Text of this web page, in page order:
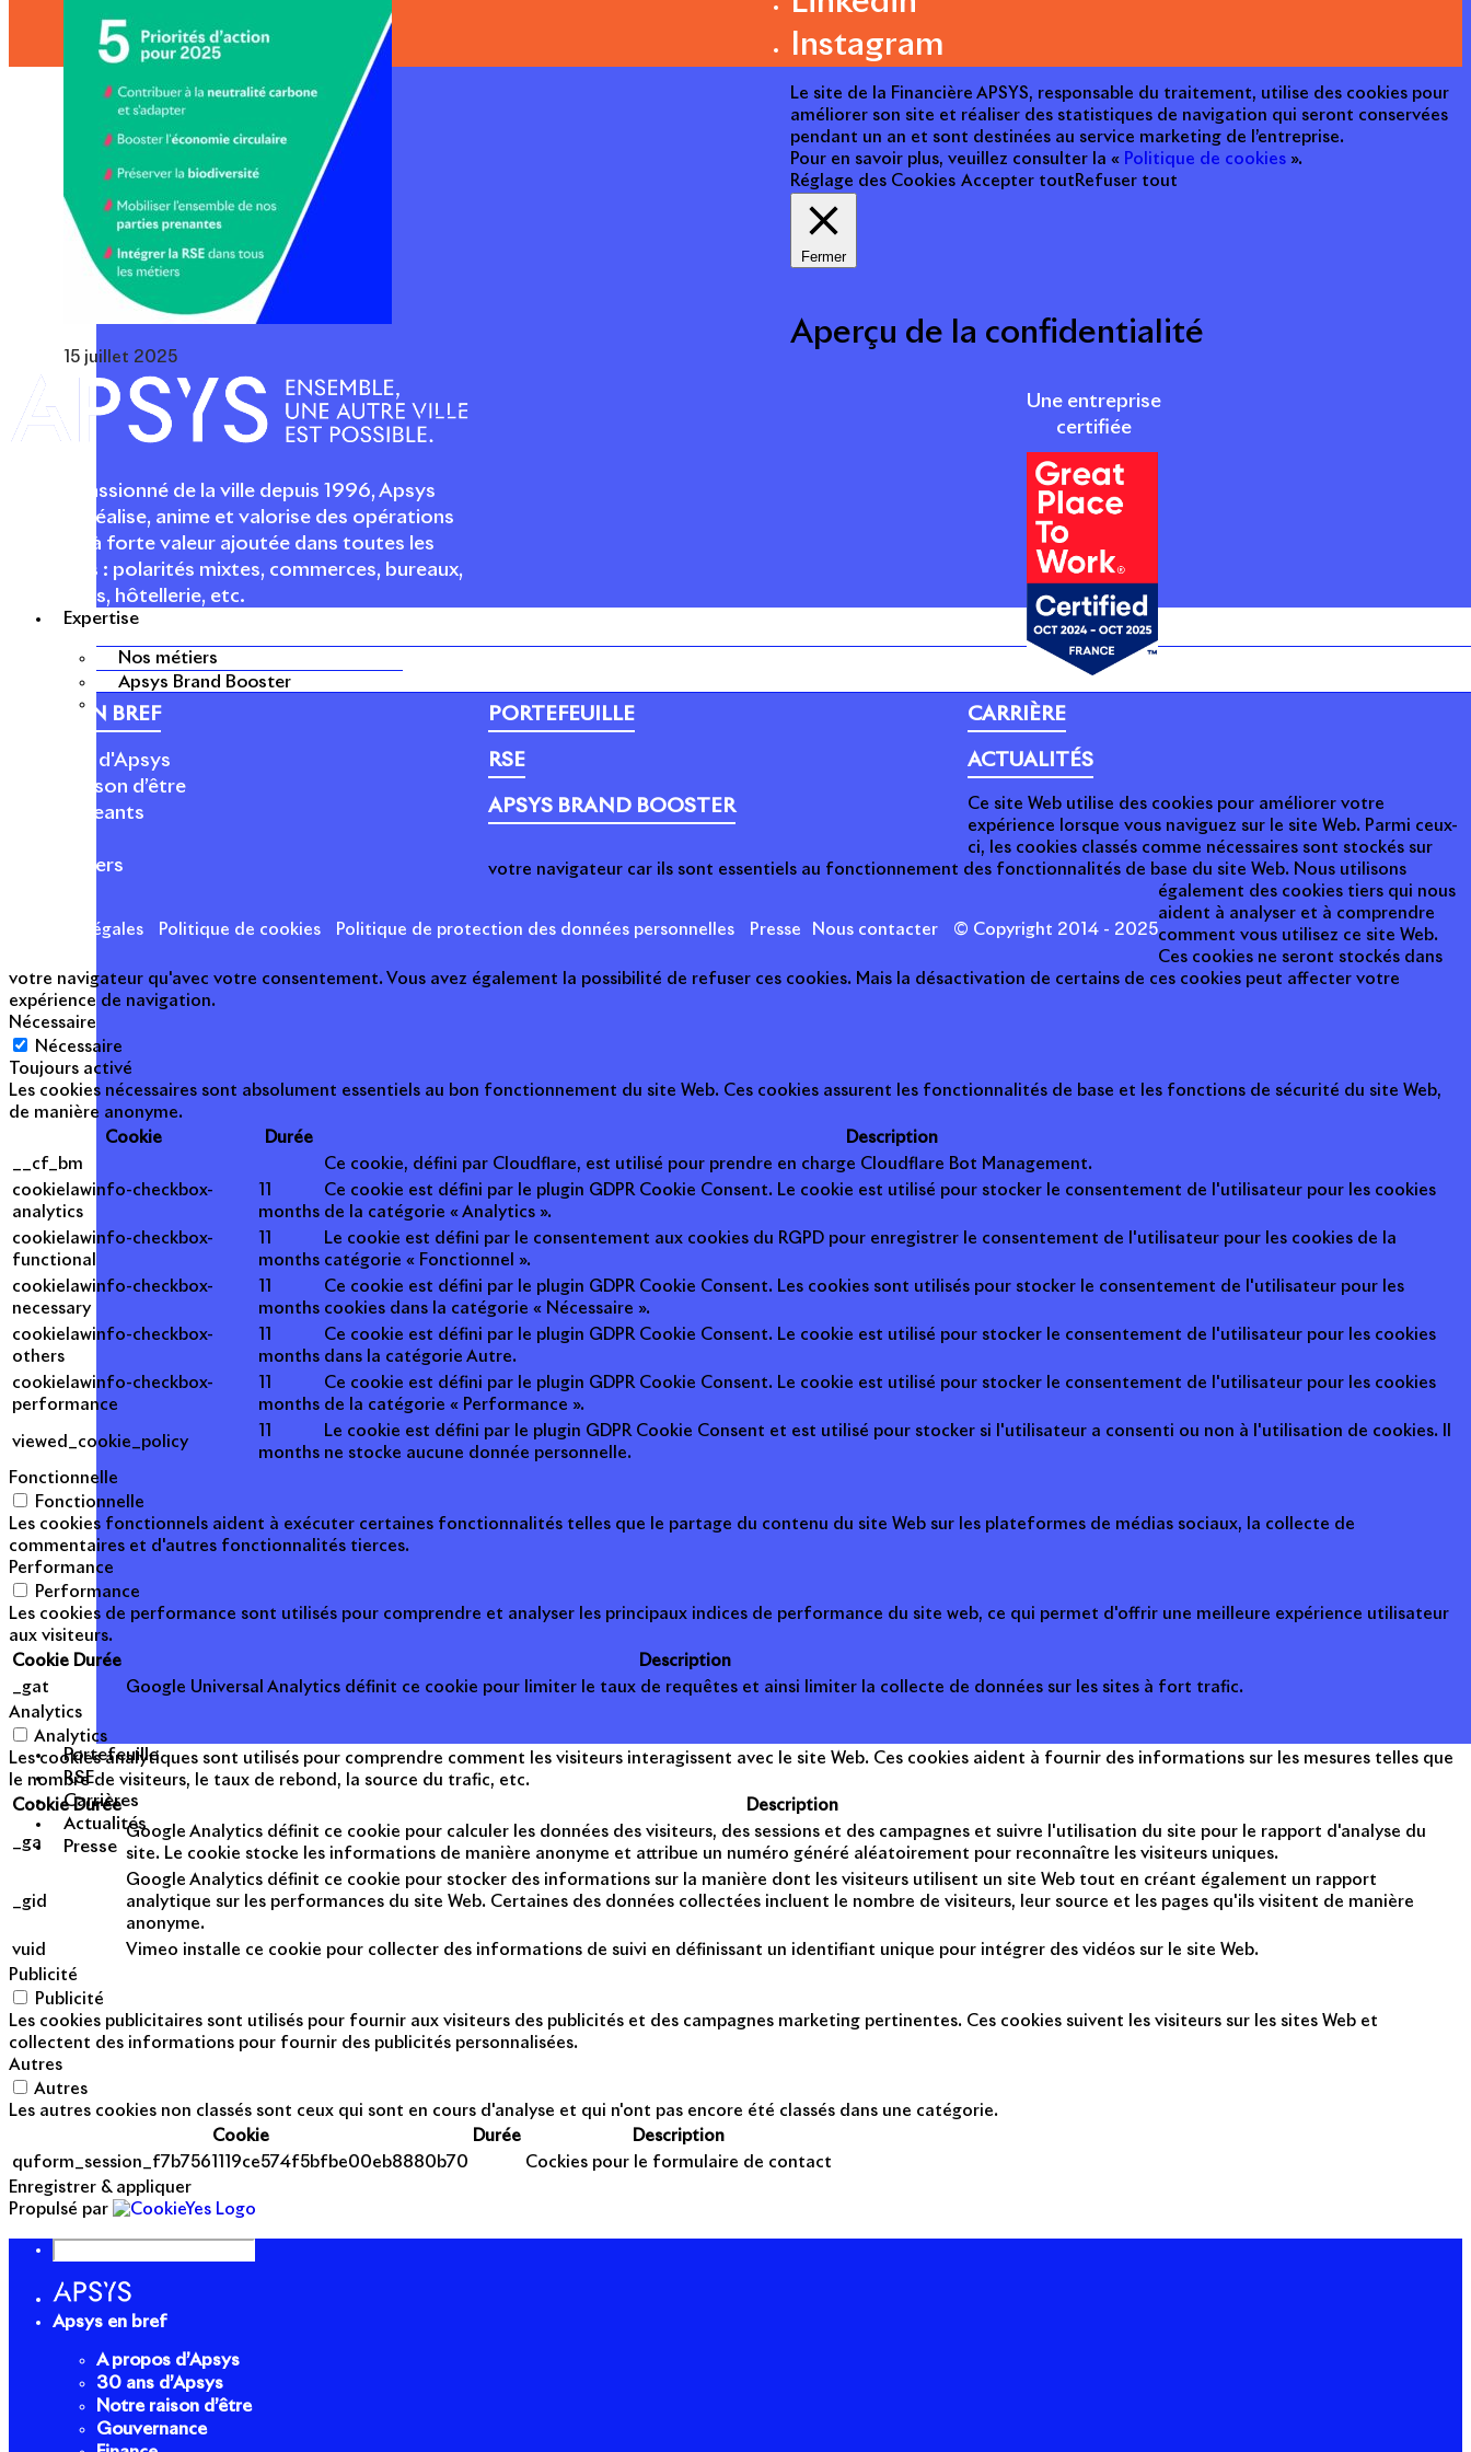
Expertise
Nos métiers
Apsys Brand Booster
Portefeuille
RSE
Carrières
Actualités
Presse
15 juillet 2025
Acteur passionné de la ville depuis 1996, Apsys
conçoit, réalise, anime et valorise des opérations
urbaines à forte valeur ajoutée dans toutes les
fonctions : polarités mixtes, commerces, bureaux,
logements, hôtellerie, etc.
Une entreprise
certifiée
APSYS EN BREF
À propos d'Apsys
Notre raison d’être
Nos dirigeants
Nos métiers
PORTEFEUILLE
RSE
APSYS BRAND BOOSTER
CARRIÈRE
ACTUALITÉS
Mentions légales Politique de cookies Politique de protection des données personnelles Presse Nous contacter © Copyright 2014 - 2025
Instagram
Le site de la Financière APSYS, responsable du traitement, utilise des cookies pour
améliorer son site et réaliser des statistiques de navigation qui seront conservées
pendant un an et sont destinées au service marketing de l’entreprise.
Pour en savoir plus, veuillez consulter la « Politique de cookies ».
Réglage des Cookies Accepter tout Refuser tout
Fermer
Aperçu de la confidentialité
Ce site Web utilise des cookies pour améliorer votre
expérience lorsque vous naviguez sur le site Web. Parmi ceux-
ci, les cookies classés comme nécessaires sont stockés sur
votre navigateur car ils sont essentiels au fonctionnement des fonctionnalités de base du site Web. Nous utilisons
également des cookies tiers qui nous
aident à analyser et à comprendre
comment vous utilisez ce site Web.
Ces cookies ne seront stockés dans
votre navigateur qu'avec votre consentement. Vous avez également la possibilité de refuser ces cookies. Mais la désactivation de certains de ces cookies peut affecter votre
expérience de navigation.
Nécessaire
Nécessaire
Toujours activé
Les cookies nécessaires sont absolument essentiels au bon fonctionnement du site Web. Ces cookies assurent les fonctionnalités de base et les fonctions de sécurité du site Web,
de manière anonyme.
Cookie
Durée
Description
__cf_bm
Ce cookie, défini par Cloudflare, est utilisé pour prendre en charge Cloudflare Bot Management.
cookielawinfo-checkbox-
analytics
months
Ce cookie est défini par le plugin GDPR Cookie Consent. Le cookie est utilisé pour stocker le consentement de l'utilisateur pour les cookies
de la catégorie « Analytics ».
cookielawinfo-checkbox-
functional
months
Le cookie est défini par le consentement aux cookies du RGPD pour enregistrer le consentement de l'utilisateur pour les cookies de la
catégorie « Fonctionnel ».
cookielawinfo-checkbox-
necessary
months
Ce cookie est défini par le plugin GDPR Cookie Consent. Les cookies sont utilisés pour stocker le consentement de l'utilisateur pour les
cookies dans la catégorie « Nécessaire ».
cookielawinfo-checkbox-
others
months
Ce cookie est défini par le plugin GDPR Cookie Consent. Le cookie est utilisé pour stocker le consentement de l'utilisateur pour les cookies
dans la catégorie Autre.
cookielawinfo-checkbox-
performance
months
Ce cookie est défini par le plugin GDPR Cookie Consent. Le cookie est utilisé pour stocker le consentement de l'utilisateur pour les cookies
de la catégorie « Performance ».
viewed_cookie_policy
months
Le cookie est défini par le plugin GDPR Cookie Consent et est utilisé pour stocker si l'utilisateur a consenti ou non à l'utilisation de cookies. Il
ne stocke aucune donnée personnelle.
Fonctionnelle
Fonctionnelle
Les cookies fonctionnels aident à exécuter certaines fonctionnalités telles que le partage du contenu du site Web sur les plateformes de médias sociaux, la collecte de
commentaires et d'autres fonctionnalités tierces.
Performance
Performance
Les cookies de performance sont utilisés pour comprendre et analyser les principaux indices de performance du site web, ce qui permet d'offrir une meilleure expérience utilisateur
aux visiteurs.
Cookie Durée
Description
_gat
Google Universal Analytics définit ce cookie pour limiter le taux de requêtes et ainsi limiter la collecte de données sur les sites à fort trafic.
Analytics
Analytics
Les cookies analytiques sont utilisés pour comprendre comment les visiteurs interagissent avec le site Web. Ces cookies aident à fournir des informations sur les mesures telles que
le nombre de visiteurs, le taux de rebond, la source du trafic, etc.
Cookie Durée Description
_ga
Google Analytics définit ce cookie pour calculer les données des visiteurs, des sessions et des campagnes et suivre l'utilisation du site pour le rapport d'analyse du
site. Le cookie stocke les informations de manière anonyme et attribue un numéro généré aléatoirement pour reconnaître les visiteurs uniques.
_gid
Google Analytics définit ce cookie pour stocker des informations sur la manière dont les visiteurs utilisent un site Web tout en créant également un rapport
analytique sur les performances du site Web. Certaines des données collectées incluent le nombre de visiteurs, leur source et les pages qu'ils visitent de manière
anonyme.
vuid
Vimeo installe ce cookie pour collecter des informations de suivi en définissant un identifiant unique pour intégrer des vidéos sur le site Web.
Publicité
Publicité
Les cookies publicitaires sont utilisés pour fournir aux visiteurs des publicités et des campagnes marketing pertinentes. Ces cookies suivent les visiteurs sur les sites Web et
collectent des informations pour fournir des publicités personnalisées.
Autres
Autres
Les autres cookies non classés sont ceux qui sont en cours d'analyse et qui n'ont pas encore été classés dans une catégorie.
Cookie
Durée
Description
quform_session_f7b7561119ce574f5bfbe00eb8880b70
Cockies pour le formulaire de contact
Enregistrer & appliquer
Propulsé par
Apsys en bref
A propos d’Apsys
30 ans d’Apsys
Notre raison d’être
Gouvernance